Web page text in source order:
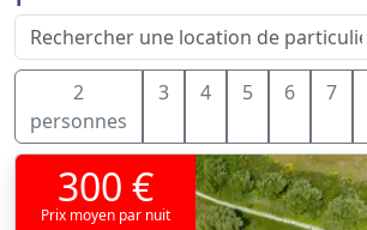
2
personnes
3 4 5 6 7
300 €
Prix moyen par nuit